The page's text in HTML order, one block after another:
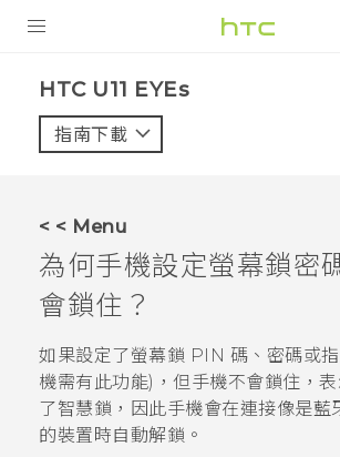
VIVE
VIVERSE
應用程式
支援服務
登入
HTC U11 EYEs‎
指南下載
< < Menu
為何手機設定螢幕鎖密
會鎖住？
如果設定了螢幕鎖 PIN 碼、密碼或
機需有此功能)，但手機不會鎖住，
了智慧鎖，因此手機會在連接像是藍
的裝置時自動解鎖。